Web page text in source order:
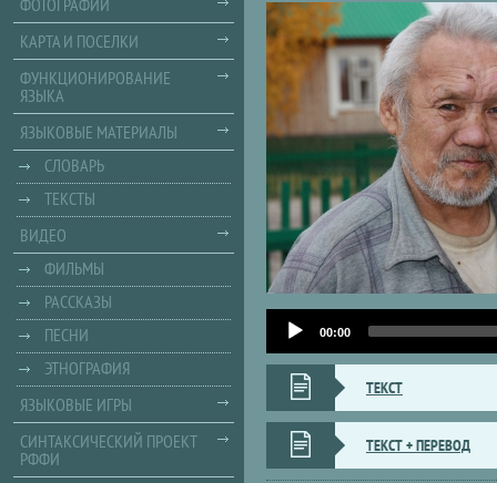
Audio
Player
00:00
ТЕКСТ
ТЕКСТ + ПЕРЕВОД
ФОТОГРАФИИ
КАРТА И ПОСЕЛКИ
ФУНКЦИОНИРОВАНИЕ
ЯЗЫКА
ЯЗЫКОВЫЕ МАТЕРИАЛЫ
СЛОВАРЬ
ТЕКСТЫ
ВИДЕО
ФИЛЬМЫ
РАССКАЗЫ
ПЕСНИ
ЭТНОГРАФИЯ
ЯЗЫКОВЫЕ ИГРЫ
СИНТАКСИЧЕСКИЙ ПРОЕКТ
РФФИ